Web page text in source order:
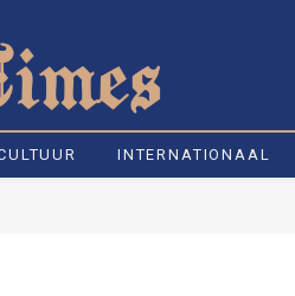
INTERNATIONAAL